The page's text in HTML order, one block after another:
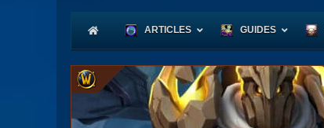
ARTICLES GUIDES